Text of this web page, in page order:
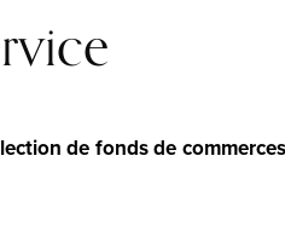
de fonds de